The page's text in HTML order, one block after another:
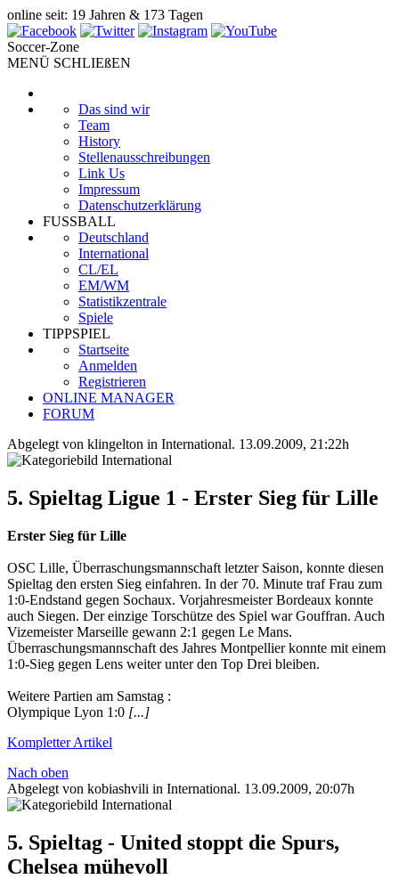
online seit: 19 Jahren & 173 Tagen
Soccer-Zone
MENÜ SCHLIEßEN
Das sind wir
Team
History
Stellenausschreibungen
Link Us
Impressum
Datenschutzerklärung
FUSSBALL
Deutschland
International
CL/EL
EM/WM
Statistikzentrale
Spiele
TIPPSPIEL
Startseite
Anmelden
Registrieren
ONLINE MANAGER
FORUM
Abgelegt von klingelton in International. 13.09.2009, 21:22h
5. Spieltag Ligue 1 - Erster Sieg für Lille
Erster Sieg für Lille
OSC Lille, Überraschungsmannschaft letzter Saison, konnte diesen
Spieltag den ersten Sieg einfahren. In der 70. Minute traf Frau zum
1:0-Endstand gegen Sochaux. Vorjahresmeister Bordeaux konnte
auch Siegen. Der einzige Torschütze des Spiel war Gouffran. Auch
Vizemeister Marseille gewann 2:1 gegen Le Mans.
Überraschungsmannschaft des Jahres Montpellier konnte mit einem
1:0-Sieg gegen Lens weiter unter den Top Drei bleiben.
Weitere Partien am Samstag :
Olympique Lyon 1:0 [...]
Kompletter Artikel
Nach oben
Abgelegt von kobiashvili in International. 13.09.2009, 20:07h
5. Spieltag - United stoppt die Spurs,
Chelsea mühevoll